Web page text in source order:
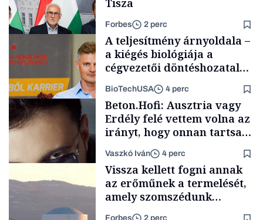
Társadalom
Forbes 2 perc
Content Lab HUB
A teljesítmény árnyoldala –
a kiégés biológiája a
cégvezetői döntéshozatal
BioTechUSA 4 perc
Beton.Hofi: Ausztria vagy
Erdély felé vettem volna az
irányt, hogy onnan tartsam
zenét
Vaszkó Iván 4 perc
Vissza kellett fogni annak
az erőműnek a termelését,
amely szomszédunk
Forbes 2 perc